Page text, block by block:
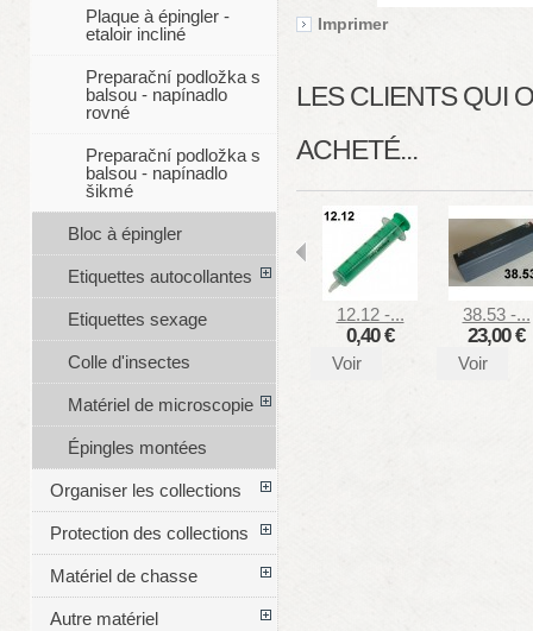
Imprimer
LES CLIENTS QUI
ACHETÉ...
12.12 -...
0,40 €
Voir
38.53 -...
23,00 €
Voir
Plaque à épingler -
etaloir incliné
Preparační podložka s
balsou - napínadlo
rovné
Preparační podložka s
balsou - napínadlo
šikmé
Bloc à épingler
Etiquettes autocollantes
Etiquettes sexage
Colle d'insectes
Matériel de microscopie
Épingles montées
Organiser les collections
Protection des collections
Matériel de chasse
Autre matériel